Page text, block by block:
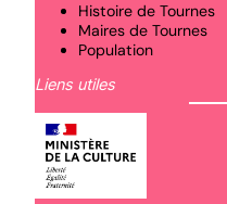
Histoire de Tournes
Maires de Tournes
Population
Liens utiles